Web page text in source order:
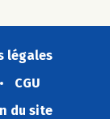
légales
CGU
du site